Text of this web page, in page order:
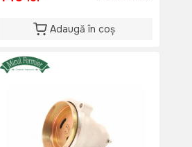
Adaugă în coș